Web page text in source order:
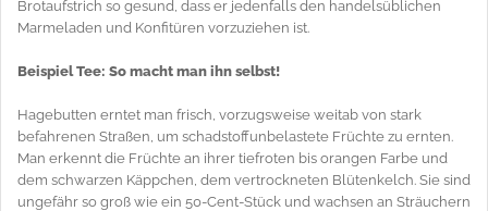
Brotaufstrich so gesund, dass er jedenfalls den handelsüblichen
Marmeladen und Konfitüren vorzuziehen ist.
Beispiel Tee: So macht man ihn selbst!
Hagebutten erntet man frisch, vorzugsweise weitab von stark
befahrenen Straßen, um schadstoffunbelastete Früchte zu ernten.
Man erkennt die Früchte an ihrer tiefroten bis orangen Farbe und
dem schwarzen Käppchen, dem vertrockneten Blütenkelch. Sie sind
ungefähr so groß wie ein 50-Cent-Stück und wachsen an Sträuchern